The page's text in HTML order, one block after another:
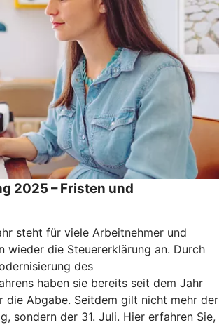
2025 – Fristen und
steht für viele Arbeitnehmer und
wieder die Steuererklärung an. Durch
des
haben sie bereits seit dem Jahr
die Abgabe. Seitdem gilt nicht mehr der
sondern der 31. Juli. Hier erfahren Sie,